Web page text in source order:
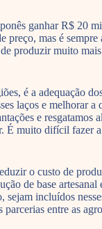
ganhar R$ 20
mas é
muito
é a adequação
laços e
e
muito difícil fazer
o custo de
de base
incluídos
entre as